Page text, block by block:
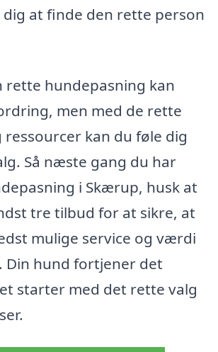
at finde den rette person
rette hundepasning kan
men med de rette
kan du føle dig
Så næste gang du har
i Skærup, husk at
tre tilbud for at sikre, at
mulige service og værdi
Din hund fortjener det
starter med det rette valg